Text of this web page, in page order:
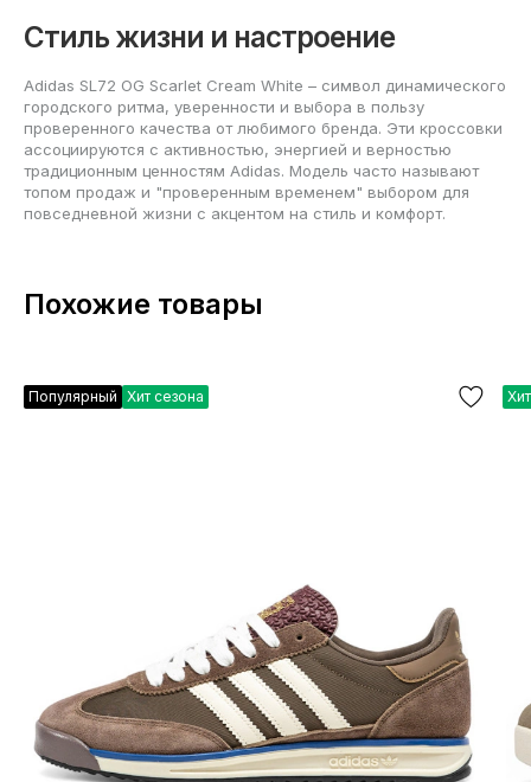
Стиль жизни и настроение
Adidas SL72 OG Scarlet Cream White – символ динамического
городского ритма, уверенности и выбора в пользу
проверенного качества от любимого бренда. Эти кроссовки
ассоциируются с активностью, энергией и верностью
традиционным ценностям Adidas. Модель часто называют
топом продаж и "проверенным временем" выбором для
повседневной жизни с акцентом на стиль и комфорт.
Похожие товары
Популярный Хит сезона